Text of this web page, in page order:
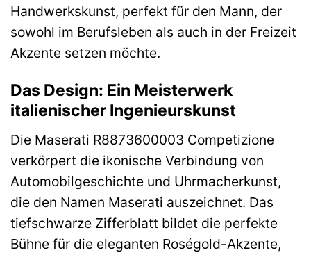
Handwerkskunst, perfekt für den Mann, der
sowohl im Berufsleben als auch in der Freizeit
Akzente setzen möchte.
Das Design: Ein Meisterwerk
italienischer Ingenieurskunst
Die Maserati R8873600003 Competizione
verkörpert die ikonische Verbindung von
Automobilgeschichte und Uhrmacherkunst,
die den Namen Maserati auszeichnet. Das
tiefschwarze Zifferblatt bildet die perfekte
Bühne für die eleganten Roségold-Akzente,